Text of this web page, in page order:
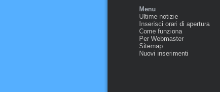
Menu
Ultime notizie
Inserisci orari di apertura
Come funziona
Per Webmaster
Sitemap
Nuovi inserimenti